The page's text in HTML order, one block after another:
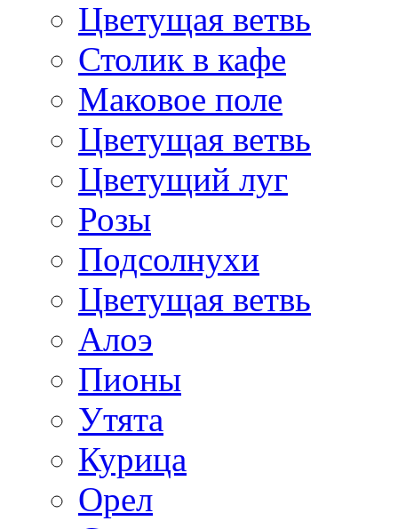
Цветущая ветвь
Столик в кафе
Маковое поле
Цветущая ветвь
Цветущий луг
Розы
Подсолнухи
Цветущая ветвь
Алоэ
Пионы
Утята
Курица
Орел